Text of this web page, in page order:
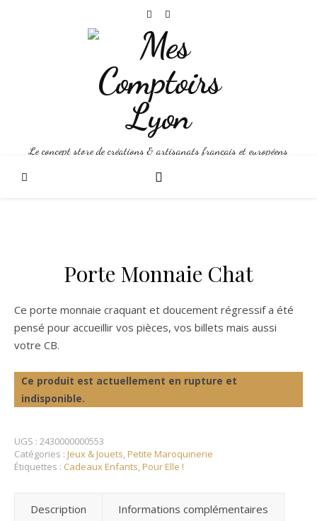
Le concept store de créations & artisanats français et européens
Porte Monnaie Chat
Ce porte monnaie craquant et doucement régressif a été
pensé pour accueillir vos pièces, vos billets mais aussi
votre CB.
Ce produit est actuellement en rupture et
indisponible.
UGS : 2430000000553
Catégories : Jeux & Jouets,Petite Maroquinerie
Étiquettes : Cadeaux Enfants,Pour Elle !
Description Informations complémentaires